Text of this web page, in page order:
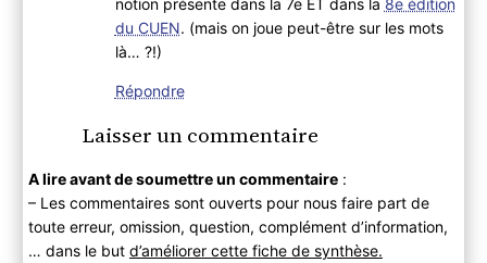
du CUEN. (mais on joue peut-être sur les mots
là… ?!)
Répondre
Laisser un commentaire
A lire avant de soumettre un commentaire:
– Les commentaires sont ouverts pour nous faire part de
toute erreur, omission, question, complément d’information,
… dans le but d’améliorer cette fiche de synthèse.